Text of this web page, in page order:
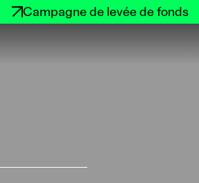
Campagne de levée de fonds